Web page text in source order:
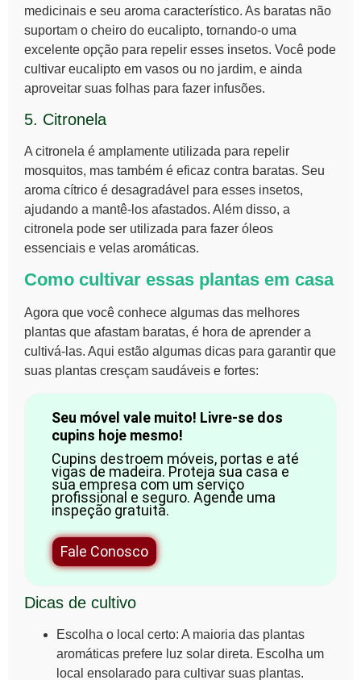
medicinais e seu aroma característico. As baratas não
suportam o cheiro do eucalipto, tornando-o uma
excelente opção para repelir esses insetos. Você pode
cultivar eucalipto em vasos ou no jardim, e ainda
aproveitar suas folhas para fazer infusões.
5. Citronela
A citronela é amplamente utilizada para repelir
mosquitos, mas também é eficaz contra baratas. Seu
aroma cítrico é desagradável para esses insetos,
ajudando a mantê-los afastados. Além disso, a
citronela pode ser utilizada para fazer óleos
essenciais e velas aromáticas.
Como cultivar essas plantas em casa
Agora que você conhece algumas das melhores
plantas que afastam baratas, é hora de aprender a
cultivá-las. Aqui estão algumas dicas para garantir que
suas plantas cresçam saudáveis e fortes:
Seu móvel vale muito! Livre-se dos
cupins hoje mesmo!
Cupins destroem móveis, portas e até
vigas de madeira. Proteja sua casa e
sua empresa com um serviço
profissional e seguro. Agende uma
inspeção gratuita.
Fale Conosco
Dicas de cultivo
Escolha o local certo: A maioria das plantas
aromáticas prefere luz solar direta. Escolha um
local ensolarado para cultivar suas plantas.